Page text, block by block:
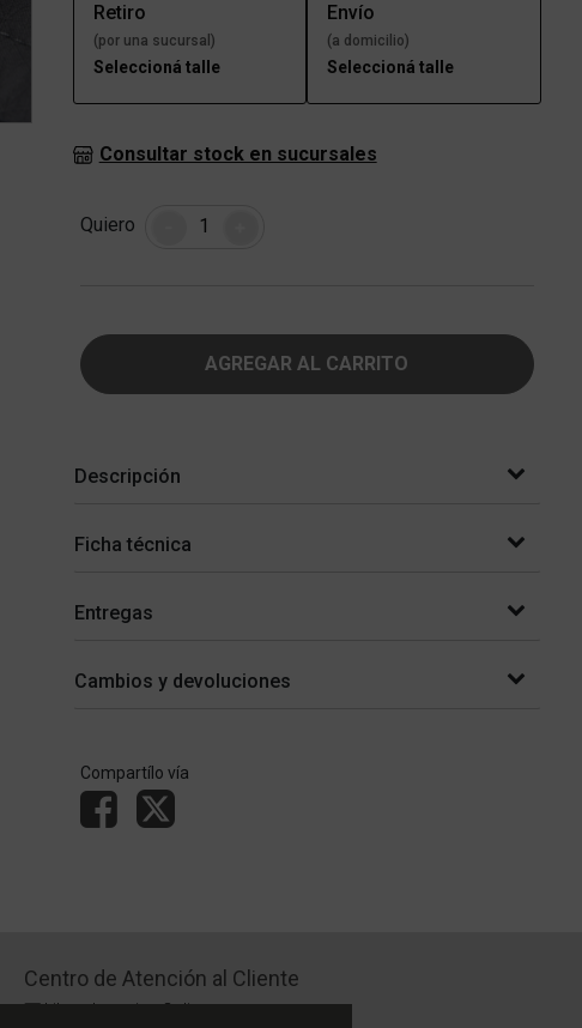
Retiro
(por una sucursal)
Seleccioná talle
Envío
(a domicilio)
Seleccioná talle
Consultar stock en sucursales
Quiero Cantidad
AGREGAR AL CARRITO
Descripción
Ficha técnica
Entregas
Cambios y devoluciones
Compartílo vía
Centro de Atención al Cliente
Libro de quejas Online